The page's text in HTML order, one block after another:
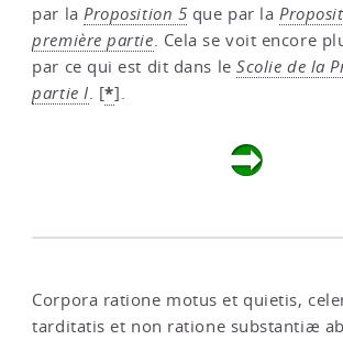
par laProposition 5 que par la
première partie. Cela se voit encore
par ce qui est dit dans leScolie de la
partie I. [*].
Corpora ratione motus et quietis,
tarditatis et non ratione substantiæ